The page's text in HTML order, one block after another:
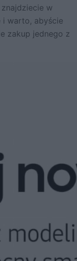
w
i warto, abyście
zakup jednego z